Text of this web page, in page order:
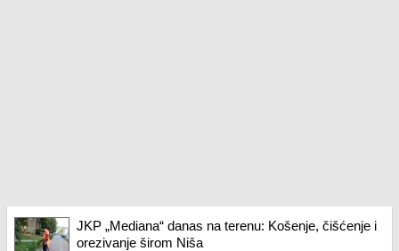
JKP „Mediana“ danas na terenu: Košenje, čišćenje i
orezivanje širom Niša